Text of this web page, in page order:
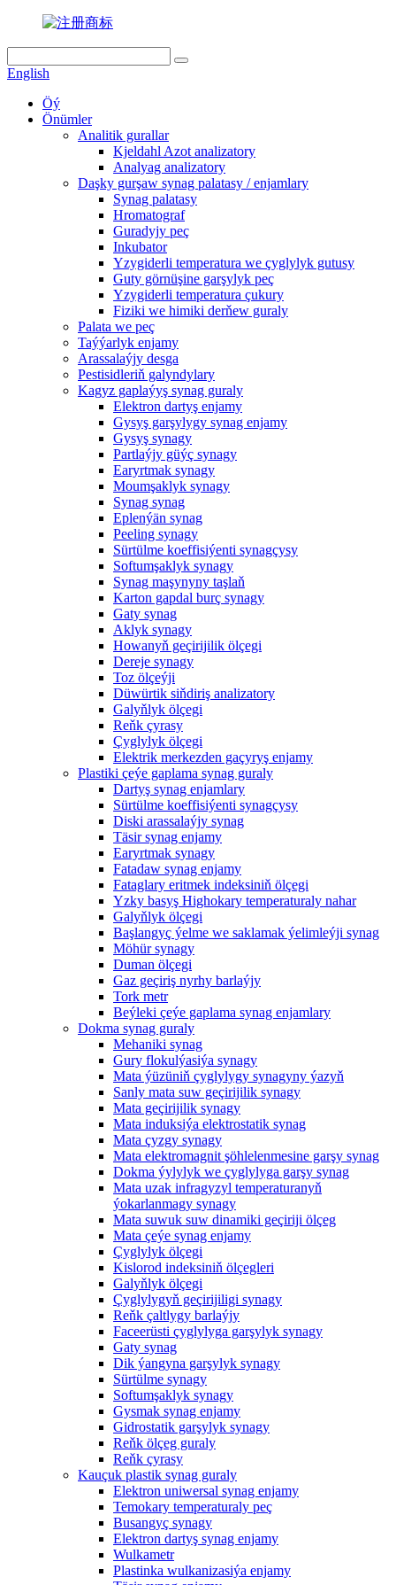
English
Öý
Önümler
Analitik gurallar
Kjeldahl Azot analizatory
Analyag analizatory
Daşky gurşaw synag palatasy / enjamlary
Synag palatasy
Hromatograf
Guradyjy peç
Inkubator
Yzygiderli temperatura we çyglylyk gutusy
Guty görnüşine garşylyk peç
Yzygiderli temperatura çukury
Fiziki we himiki derňew guraly
Palata we peç
Taýýarlyk enjamy
Arassalaýjy desga
Pestisidleriň galyndylary
Kagyz gaplaýyş synag guraly
Elektron dartyş enjamy
Gysyş garşylygy synag enjamy
Gysyş synagy
Partlaýjy güýç synagy
Earyrtmak synagy
Moumşaklyk synagy
Synag synag
Eplenýän synag
Peeling synagy
Sürtülme koeffisiýenti synagçysy
Softumşaklyk synagy
Synag maşynyny taşlaň
Karton gapdal burç synagy
Gaty synag
Aklyk synagy
Howanyň geçirijilik ölçegi
Dereje synagy
Toz ölçeýji
Düwürtik siňdiriş analizatory
Galyňlyk ölçegi
Reňk çyrasy
Çyglylyk ölçegi
Elektrik merkezden gaçyryş enjamy
Plastiki çeýe gaplama synag guraly
Dartyş synag enjamlary
Sürtülme koeffisiýenti synagçysy
Diski arassalaýjy synag
Täsir synag enjamy
Earyrtmak synagy
Fatadaw synag enjamy
Fataglary eritmek indeksiniň ölçegi
Yzky basyş Highokary temperaturaly nahar
Galyňlyk ölçegi
Başlangyç ýelme we saklamak ýelimleýji synag
Möhür synagy
Duman ölçegi
Gaz geçiriş nyrhy barlaýjy
Tork metr
Beýleki çeýe gaplama synag enjamlary
Dokma synag guraly
Mehaniki synag
Gury flokulýasiýa synagy
Mata ýüzüniň çyglylygy synagyny ýazyň
Sanly mata suw geçirijilik synagy
Mata geçirijilik synagy
Mata induksiýa elektrostatik synag
Mata çyzgy synagy
Mata elektromagnit şöhlelenmesine garşy synag
Dokma ýylylyk we çyglylyga garşy synag
Mata uzak infragyzyl temperaturanyň
ýokarlanmagy synagy
Mata suwuk suw dinamiki geçiriji ölçeg
Mata çeýe synag enjamy
Çyglylyk ölçegi
Kislorod indeksiniň ölçegleri
Galyňlyk ölçegi
Çyglylygyň geçirijiligi synagy
Reňk çaltlygy barlaýjy
Faceerüsti çyglylyga garşylyk synagy
Gaty synag
Dik ýangyna garşylyk synagy
Sürtülme synagy
Softumşaklyk synagy
Gysmak synag enjamy
Gidrostatik garşylyk synagy
Reňk ölçeg guraly
Reňk çyrasy
Kauçuk plastik synag guraly
Elektron uniwersal synag enjamy
Temokary temperaturaly peç
Busangyç synagy
Elektron dartyş synag enjamy
Wulkametr
Plastinka wulkanizasiýa enjamy